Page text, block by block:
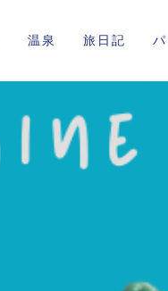
温泉 旅日記